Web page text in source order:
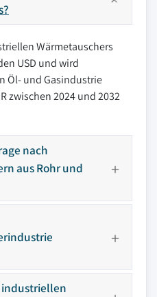
Wärmetauschers
USD und wird
Öl- und Gasindustrie
zwischen 2024 und 2032
nach
aus Rohr und
industriellen